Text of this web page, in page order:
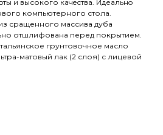
и высокого кaчeствa. Идеaльнo
компьютерного стола.
сращенного массива дуба
отшлифована перед покрытием.
грунтовочное масло
матовый лак (2 слоя) с лицевой